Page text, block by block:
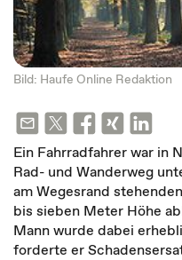
Bild: Haufe Online Redaktion
Ein Fahrradfahrer war in
Rad- und Wanderweg
am Wegesrand
bis sieben Meter Höhe
Mann wurde dabei
forderte er